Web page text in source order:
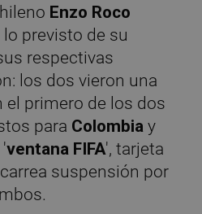
Enzo Roco
previsto de su
respectivas
los dos vieron una
el primero de los dos
para Colombiay
'ventana FIFA', tarjeta
suspensión por